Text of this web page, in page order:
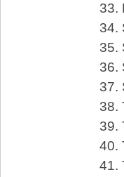
33.
34.
35.
36.
37.
38.
39.
40.
41.